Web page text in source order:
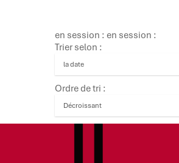
en session : en session :
Trier selon :
Ordre de tri :